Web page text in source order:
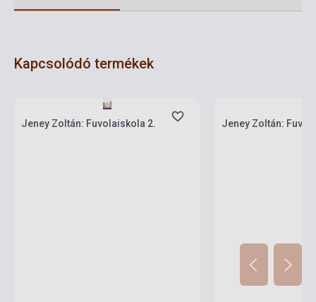
Kapcsolódó termékek
Jeney Zoltán: Fuvolaiskola 2. Jeney Zoltán: